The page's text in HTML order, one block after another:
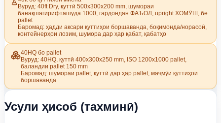
Вуруд: 40ft Dry, қуттӣ 500x300x200 mm, шумораи
банақшагирифташуда 1000, гардондан ФАЪОЛ, upright ХОМӮШ, бе
pallet
Баромад: ҳадди аксари қуттиҳои боршаванда, боқимонда/норасоӣ,
контейнерҳои лозим, шумора дар ҳар қабат, қабатҳо
40HQ бо pallet
Вуруд: 40HQ, қуттӣ 400x300x250 mm, ISO 1200x1000 pallet,
баландии pallet 150 mm
Баромад: шумораи pallet, қуттӣ дар ҳар pallet, маҷмӯи қуттиҳои
боршаванда
Усули ҳисоб (тахминӣ)